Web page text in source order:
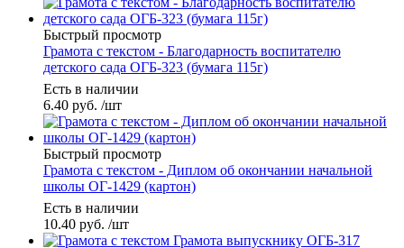
Быстрый просмотр
Грамота с текстом - Благодарность воспитателю
детского сада ОГБ-323 (бумага 115г)
Есть в наличии
6.40 руб. /шт
Быстрый просмотр
Грамота с текстом - Диплом об окончании начальной
школы ОГ-1429 (картон)
Есть в наличии
10.40 руб. /шт